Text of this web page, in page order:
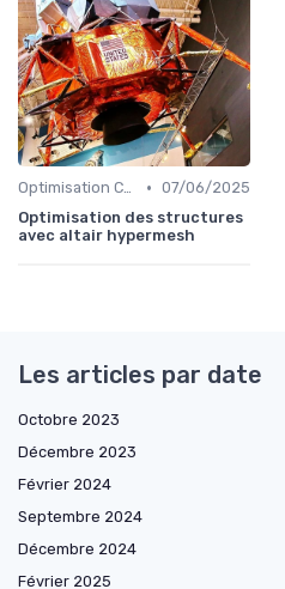
Optimisation Coûts • 07/06/2025
Optimisation des structures
avec altair hypermesh
Les articles par date
Octobre 2023
Décembre 2023
Février 2024
Septembre 2024
Décembre 2024
Février 2025